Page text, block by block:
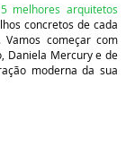
5 melhores arquitetos
concretos de cada
começar com
Daniela Mercury e de
moderna da sua